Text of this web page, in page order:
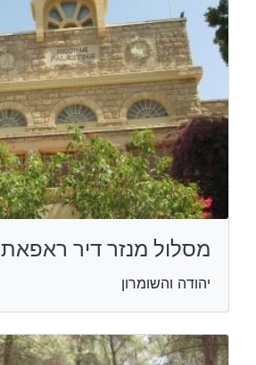
מסלול מנזר דיר ראפאת
יהודה והשומרון